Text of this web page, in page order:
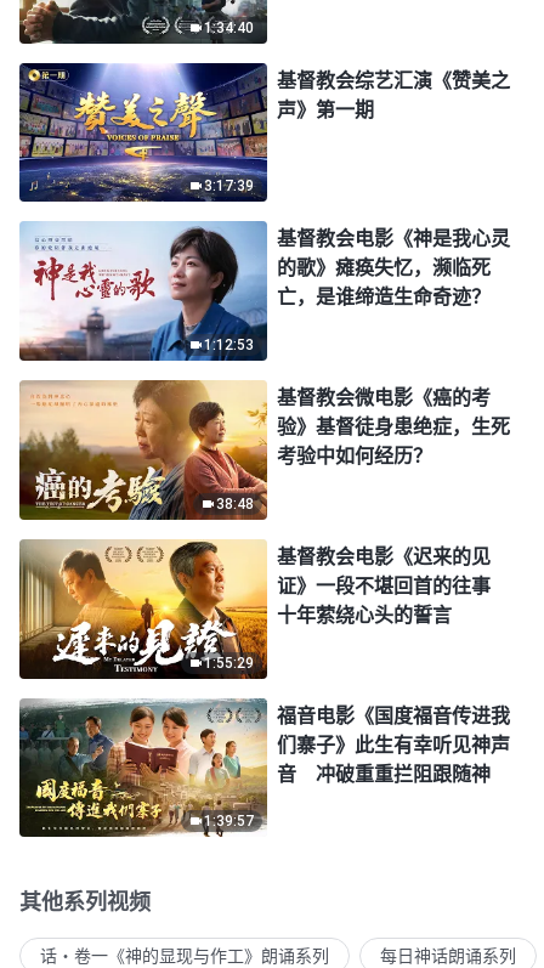
1:34:40
3:17:39
基督教会综艺汇演《赞美之
声》第一期
1:12:53
基督教会电影《神是我心灵
的歌》瘫痪失忆，濒临死
亡，是谁缔造生命奇迹？
38:48
基督教会微电影《癌的考
验》基督徒身患绝症，生死
考验中如何经历？
1:55:29
基督教会电影《迟来的见
证》一段不堪回首的往事
十年萦绕心头的誓言
1:39:57
福音电影《国度福音传进我
们寨子》此生有幸听见神声
音 冲破重重拦阻跟随神
其他系列视频
话・卷一《神的显现与作工》朗诵系列 每日神话朗诵系列